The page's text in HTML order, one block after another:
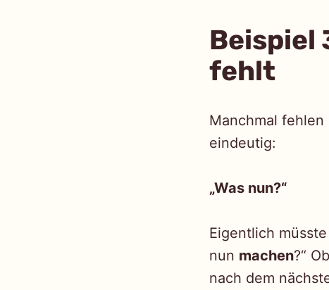
Beispiel
fehlt
Manchmal
eindeutig:
„Was nun?“
Eigentlich
nun machen?“
nach dem